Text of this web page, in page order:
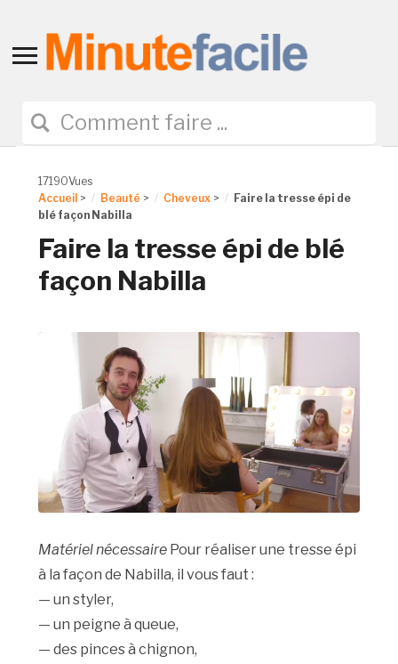
Toggle
navigation
17190Vues
Accueil > Beauté > Cheveux >
Faire la tresse épi de
blé façon Nabilla
Faire la tresse épi de blé
façon Nabilla
Matériel nécessaire Pour réaliser une tresse épi
à la façon de Nabilla, il vous faut :
— un styler,
— un peigne à queue,
— des pinces à chignon,